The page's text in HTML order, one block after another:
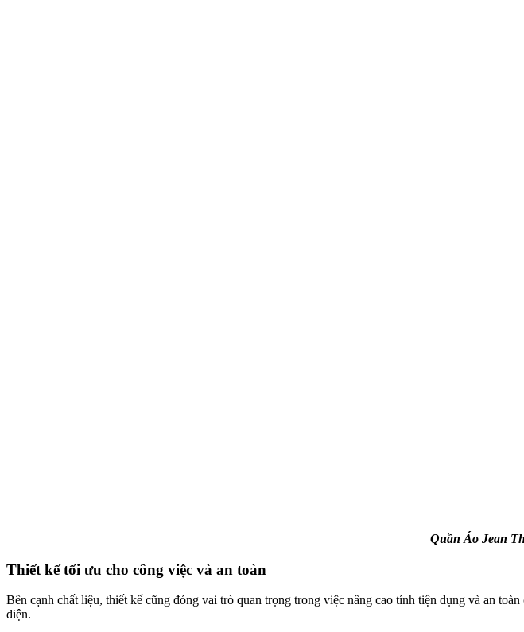
Quần Áo Jean
Thiết kế tối ưu cho công việc và an toàn
Bên cạnh chất liệu, thiết kế cũng đóng vai trò quan trọng trong việc nâng cao tính tiện dụng và an toàn
điện.